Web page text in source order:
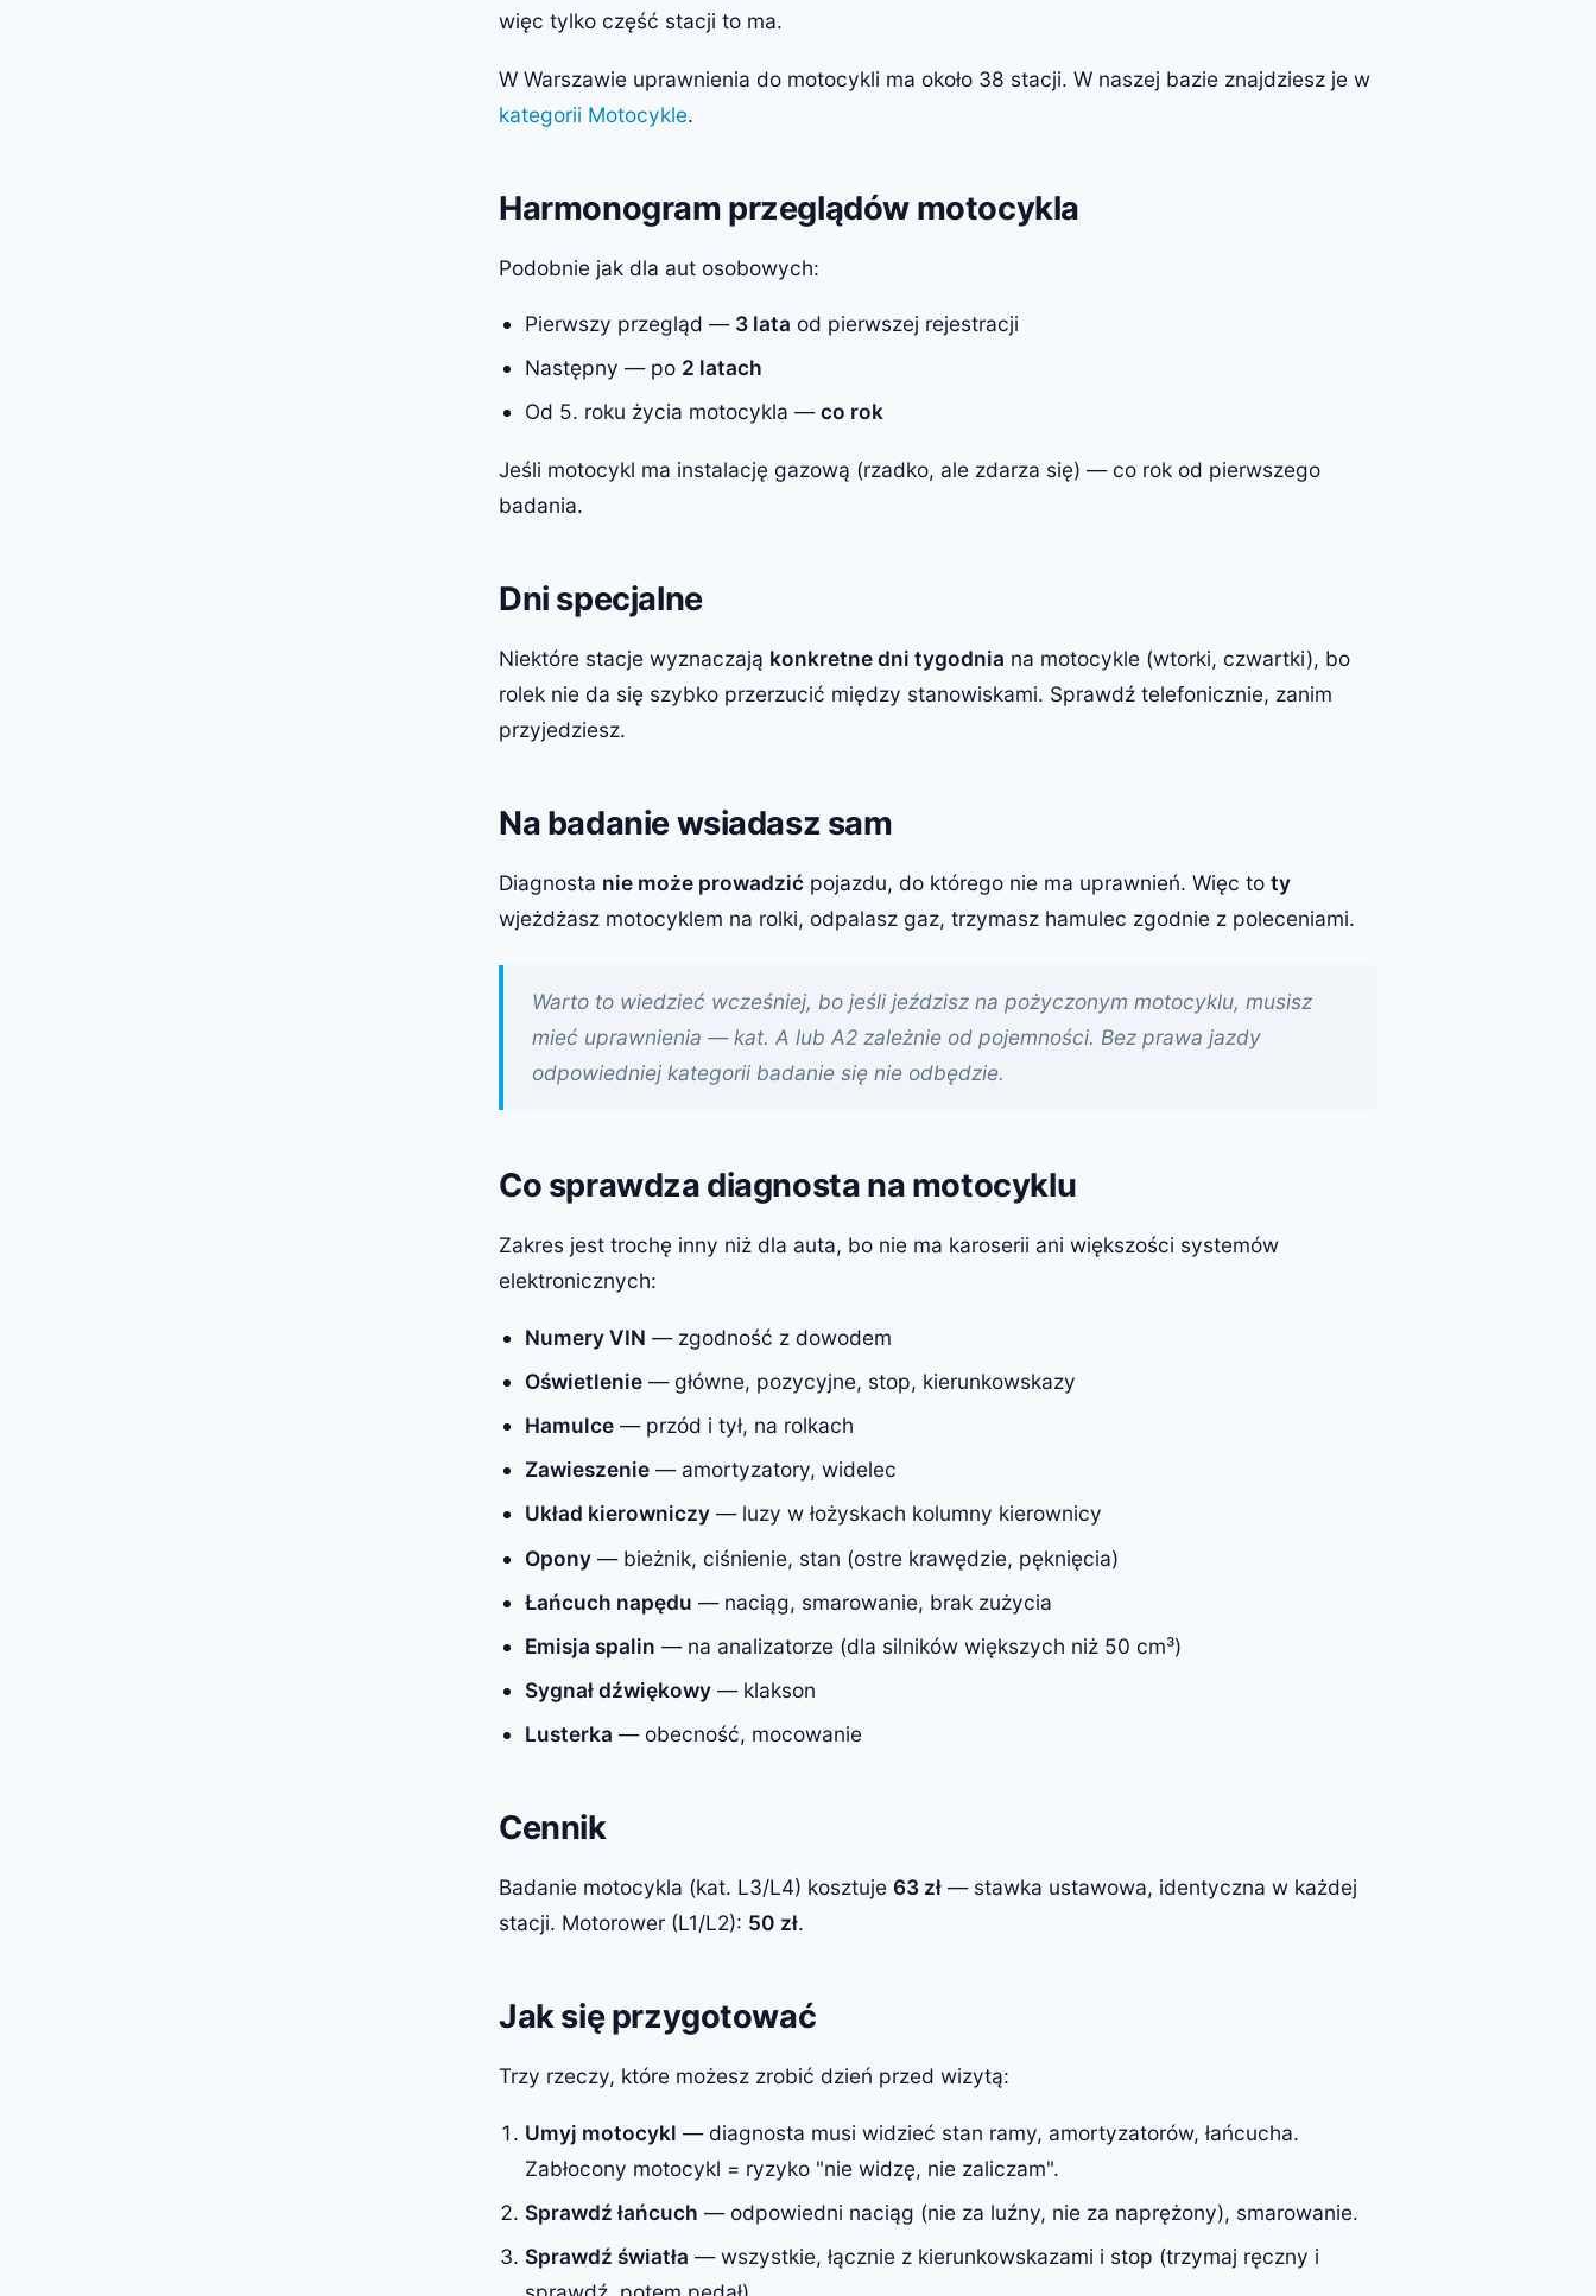
więc tylko część stacji to ma.
W Warszawie uprawnienia do motocykli ma około 38 stacji. W naszej bazie znajdziesz je w
kategorii Motocykle.
Harmonogram przeglądów motocykla
Podobnie jak dla aut osobowych:
Pierwszy przegląd — 3 lata od pierwszej rejestracji
Następny — po 2 latach
Od 5. roku życia motocykla —co rok
Jeśli motocykl ma instalację gazową (rzadko, ale zdarza się) — co rok od pierwszego
badania.
Dni specjalne
Niektóre stacje wyznaczają konkretne dni tygodnia na motocykle (wtorki, czwartki), bo
rolek nie da się szybko przerzucić między stanowiskami. Sprawdź telefonicznie, zanim
przyjedziesz.
Na badanie wsiadasz sam
Diagnosta nie może prowadzić pojazdu, do którego nie ma uprawnień. Więc to ty
wjeżdżasz motocyklem na rolki, odpalasz gaz, trzymasz hamulec zgodnie z poleceniami.
Warto to wiedzieć wcześniej, bo jeśli jeździsz na pożyczonym motocyklu, musisz
mieć uprawnienia — kat. A lub A2 zależnie od pojemności. Bez prawa jazdy
odpowiedniej kategorii badanie się nie odbędzie.
Co sprawdza diagnosta na motocyklu
Zakres jest trochę inny niż dla auta, bo nie ma karoserii ani większości systemów
elektronicznych:
Numery VIN — zgodność z dowodem
Oświetlenie — główne, pozycyjne, stop, kierunkowskazy
Hamulce — przód i tył, na rolkach
Zawieszenie — amortyzatory, widelec
Układ kierowniczy — luzy w łożyskach kolumny kierownicy
Opony — bieżnik, ciśnienie, stan (ostre krawędzie, pęknięcia)
Łańcuch napędu — naciąg, smarowanie, brak zużycia
Emisja spalin — na analizatorze (dla silników większych niż 50 cm³)
Sygnał dźwiękowy — klakson
Lusterka — obecność, mocowanie
Cennik
Badanie motocykla (kat. L3/L4) kosztuje 63 zł — stawka ustawowa, identyczna w każdej
stacji. Motorower (L1/L2): 50 zł.
Jak się przygotować
Trzy rzeczy, które możesz zrobić dzień przed wizytą:
Umyj motocykl — diagnosta musi widzieć stan ramy, amortyzatorów, łańcucha.
Zabłocony motocykl = ryzyko "nie widzę, nie zaliczam".
Sprawdź łańcuch — odpowiedni naciąg (nie za luźny, nie za naprężony), smarowanie.
Sprawdź światła — wszystkie, łącznie z kierunkowskazami i stop (trzymaj ręczny i